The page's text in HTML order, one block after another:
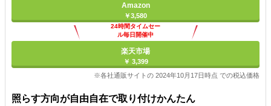
Amazon
￥3,580
24時間タイムセー
ル毎日開催中
楽天市場
￥ 3,399
※各社通販サイトの 2024年10月17日時点 での税込価格
照らす方向が自由自在で取り付けかんたん